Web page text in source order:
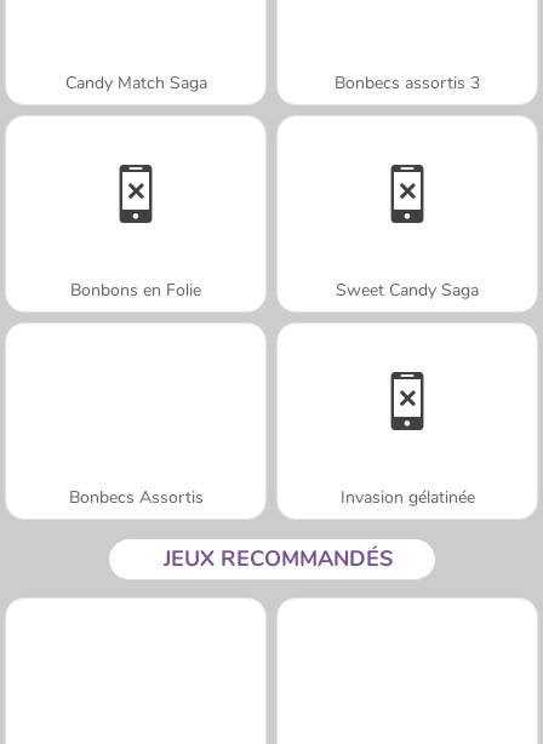
Candy Match Saga Bonbecs assortis 3
Bonbons en Folie Sweet Candy Saga
Bonbecs Assortis Invasion gélatinée
JEUX RECOMMANDÉS